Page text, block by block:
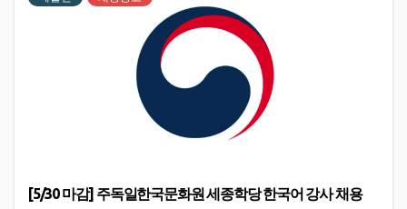
[5/30 마감] 주독일한국문화원 세종학당 한국어 강사 채용